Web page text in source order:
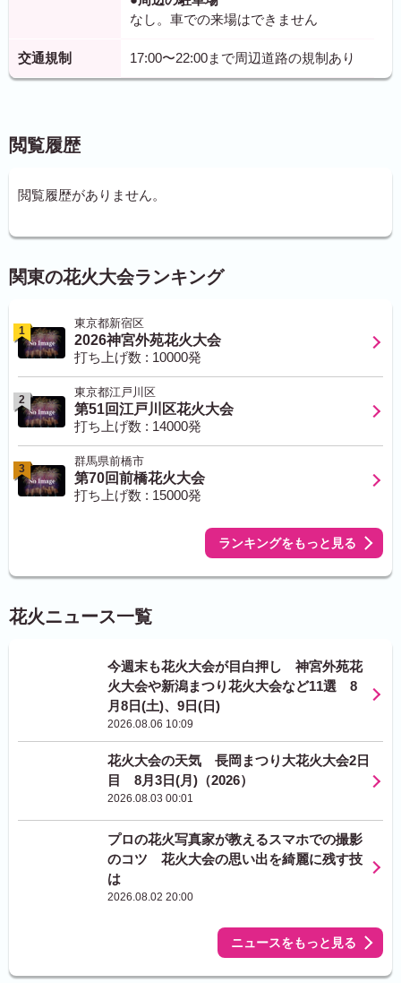
なし。車での来場はできません
交通規制 17:00〜22:00まで周辺道路の規制あり
閲覧履歴
閲覧履歴がありません。
関東の花火大会ランキング
1
東京都新宿区
2026神宮外苑花火大会
打ち上げ数 : 10000発
2
東京都江戸川区
第51回江戸川区花火大会
打ち上げ数 : 14000発
3
群馬県前橋市
第70回前橋花火大会
打ち上げ数 : 15000発
ランキングをもっと見る
花火ニュース一覧
今週末も花火大会が目白押し 神宮外苑花
火大会や新潟まつり花火大会など11選 8
月8日(土)、9日(日)
2026.08.06 10:09
花火大会の天気 長岡まつり大花火大会2日
目 8月3日(月)（2026）
2026.08.03 00:01
プロの花火写真家が教えるスマホでの撮影
のコツ 花火大会の思い出を綺麗に残す技
は
2026.08.02 20:00
ニュースをもっと見る